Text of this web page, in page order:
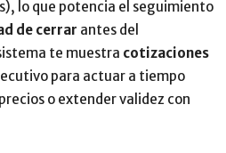
lo que potencia el seguimiento
de cerrar antes del
te muestra cotizaciones
para actuar a tiempo
o extender validez con